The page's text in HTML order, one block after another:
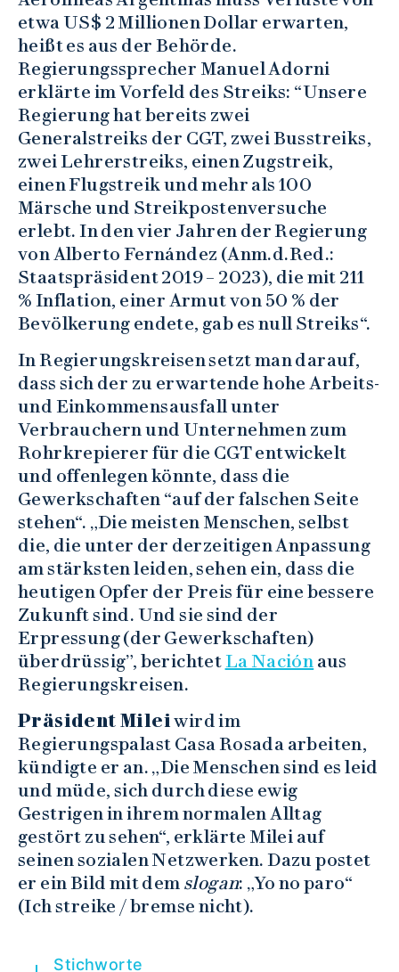
etwa US$ 2 Millionen Dollar erwarten,
heißt es aus der Behörde.
Regierungssprecher Manuel Adorni
erklärte im Vorfeld des Streiks: “Unsere
Regierung hat bereits zwei
Generalstreiks der CGT, zwei Busstreiks,
zwei Lehrerstreiks, einen Zugstreik,
einen Flugstreik und mehr als 100
Märsche und Streikpostenversuche
erlebt. In den vier Jahren der Regierung
von Alberto Fernández (Anm.d.Red.:
Staatspräsident 2019 – 2023), die mit 211
% Inflation, einer Armut von 50 % der
Bevölkerung endete, gab es null Streiks“.
In Regierungskreisen setzt man darauf,
dass sich der zu erwartende hohe Arbeits-
und Einkommensausfall unter
Verbrauchern und Unternehmen zum
Rohrkrepierer für die CGT entwickelt
und offenlegen könnte, dass die
Gewerkschaften “auf der falschen Seite
stehen“. „Die meisten Menschen, selbst
die, die unter der derzeitigen Anpassung
am stärksten leiden, sehen ein, dass die
heutigen Opfer der Preis für eine bessere
Zukunft sind. Und sie sind der
Erpressung (der Gewerkschaften)
überdrüssig”, berichtetLa Nación aus
Regierungskreisen.
Präsident Mileiwird im
Regierungspalast Casa Rosada arbeiten,
kündigte er an. „Die Menschen sind es leid
und müde, sich durch diese ewig
Gestrigen in ihrem normalen Alltag
gestört zu sehen“, erklärte Milei auf
seinen sozialen Netzwerken. Dazu postet
er ein Bild mit dem slogan: „Yo no paro“
(Ich streike / bremse nicht).
Stichworte